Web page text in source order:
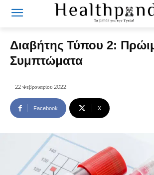
Διαβήτης Τύπου 2:
Συμπτώματα
22 Φεβρουαρίου 2022
Facebook X